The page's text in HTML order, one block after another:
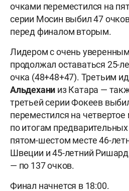
очками переместился на
серии Мосин выбил 47
перед финалом вторым.
Лидером с очень
продолжал оставаться 25-
очка (48+48+47). Третьим
Альдехани из Катара —
третьей серии Фокеев
переместился на
по итогам
пятом-шестом месте 46-
Швеции и 45-летний Ришард
— по 137 очков.
Финал начнется в 18:00.